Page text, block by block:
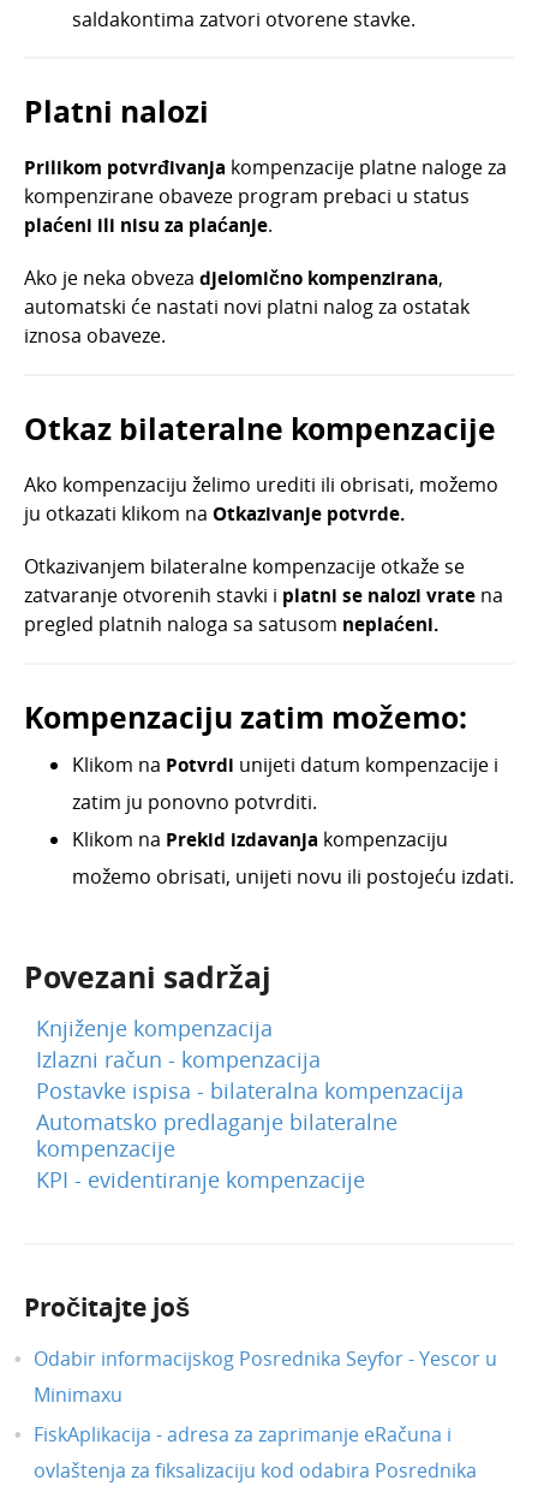
saldakontima zatvori otvorene stavke.
Platni nalozi
Prilikom potvrđivanja kompenzacije platne naloge za
kompenzirane obaveze program prebaci u status
plaćeni ili nisu za plaćanje.
Ako je neka obveza djelomično kompenzirana,
automatski će nastati novi platni nalog za ostatak
iznosa obaveze.
Otkaz bilateralne kompenzacije
Ako kompenzaciju želimo urediti ili obrisati, možemo
ju otkazati klikom na Otkazivanje potvrde.
Otkazivanjem bilateralne kompenzacije otkaže se
zatvaranje otvorenih stavki i platni se nalozi vrate na
pregled platnih naloga sa satusom neplaćeni.
Kompenzaciju zatim možemo:
Klikom na Potvrdi unijeti datum kompenzacije i
zatim ju ponovno potvrditi.
Klikom na Prekid izdavanja kompenzaciju
možemo obrisati, unijeti novu ili postojeću izdati.
Povezani sadržaj
Knjiženje kompenzacija
Izlazni račun - kompenzacija
Postavke ispisa - bilateralna kompenzacija
Automatsko predlaganje bilateralne
kompenzacije
KPI - evidentiranje kompenzacije
Pročitajte još
Odabir informacijskog Posrednika Seyfor - Yescor u
Minimaxu
FiskAplikacija - adresa za zaprimanje eRačuna i
ovlaštenja za fiksalizaciju kod odabira Posrednika